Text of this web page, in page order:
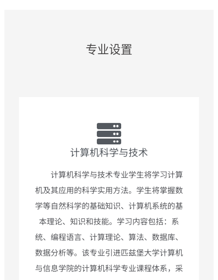
专业设置
计算机科学与技术
计算机科学与技术专业学生将学习计算
机及其应用的科学实用方法。学生将掌握数
学等自然科学的基础知识、计算机系统的基
本理论、知识和技能。学习内容包括：系
统、编程语言、计算理论、算法、数据库、
数据分析等。该专业引进匹兹堡大学计算机
与信息学院的计算机科学专业课程体系，采